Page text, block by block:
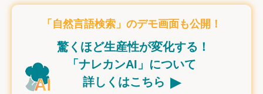
「自然言語検索」のデモ画面も公開！
驚くほど生産性が変化する！
「ナレカンAI」について
詳しくはこちら ▸